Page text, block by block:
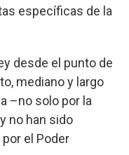
específicas de la
desde el punto de
mediano y largo
–no solo por la
no han sido
el Poder